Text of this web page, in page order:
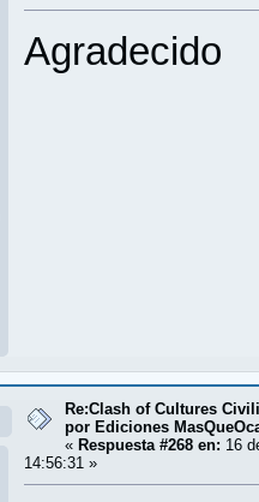
Agradecido
Re:Clash of Cultures
por Ediciones
« Respuesta #268 en: 16
14:56:31 »